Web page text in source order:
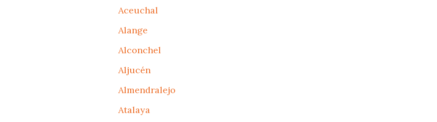
Aceuchal
Alange
Alconchel
Aljucén
Almendralejo
Atalaya